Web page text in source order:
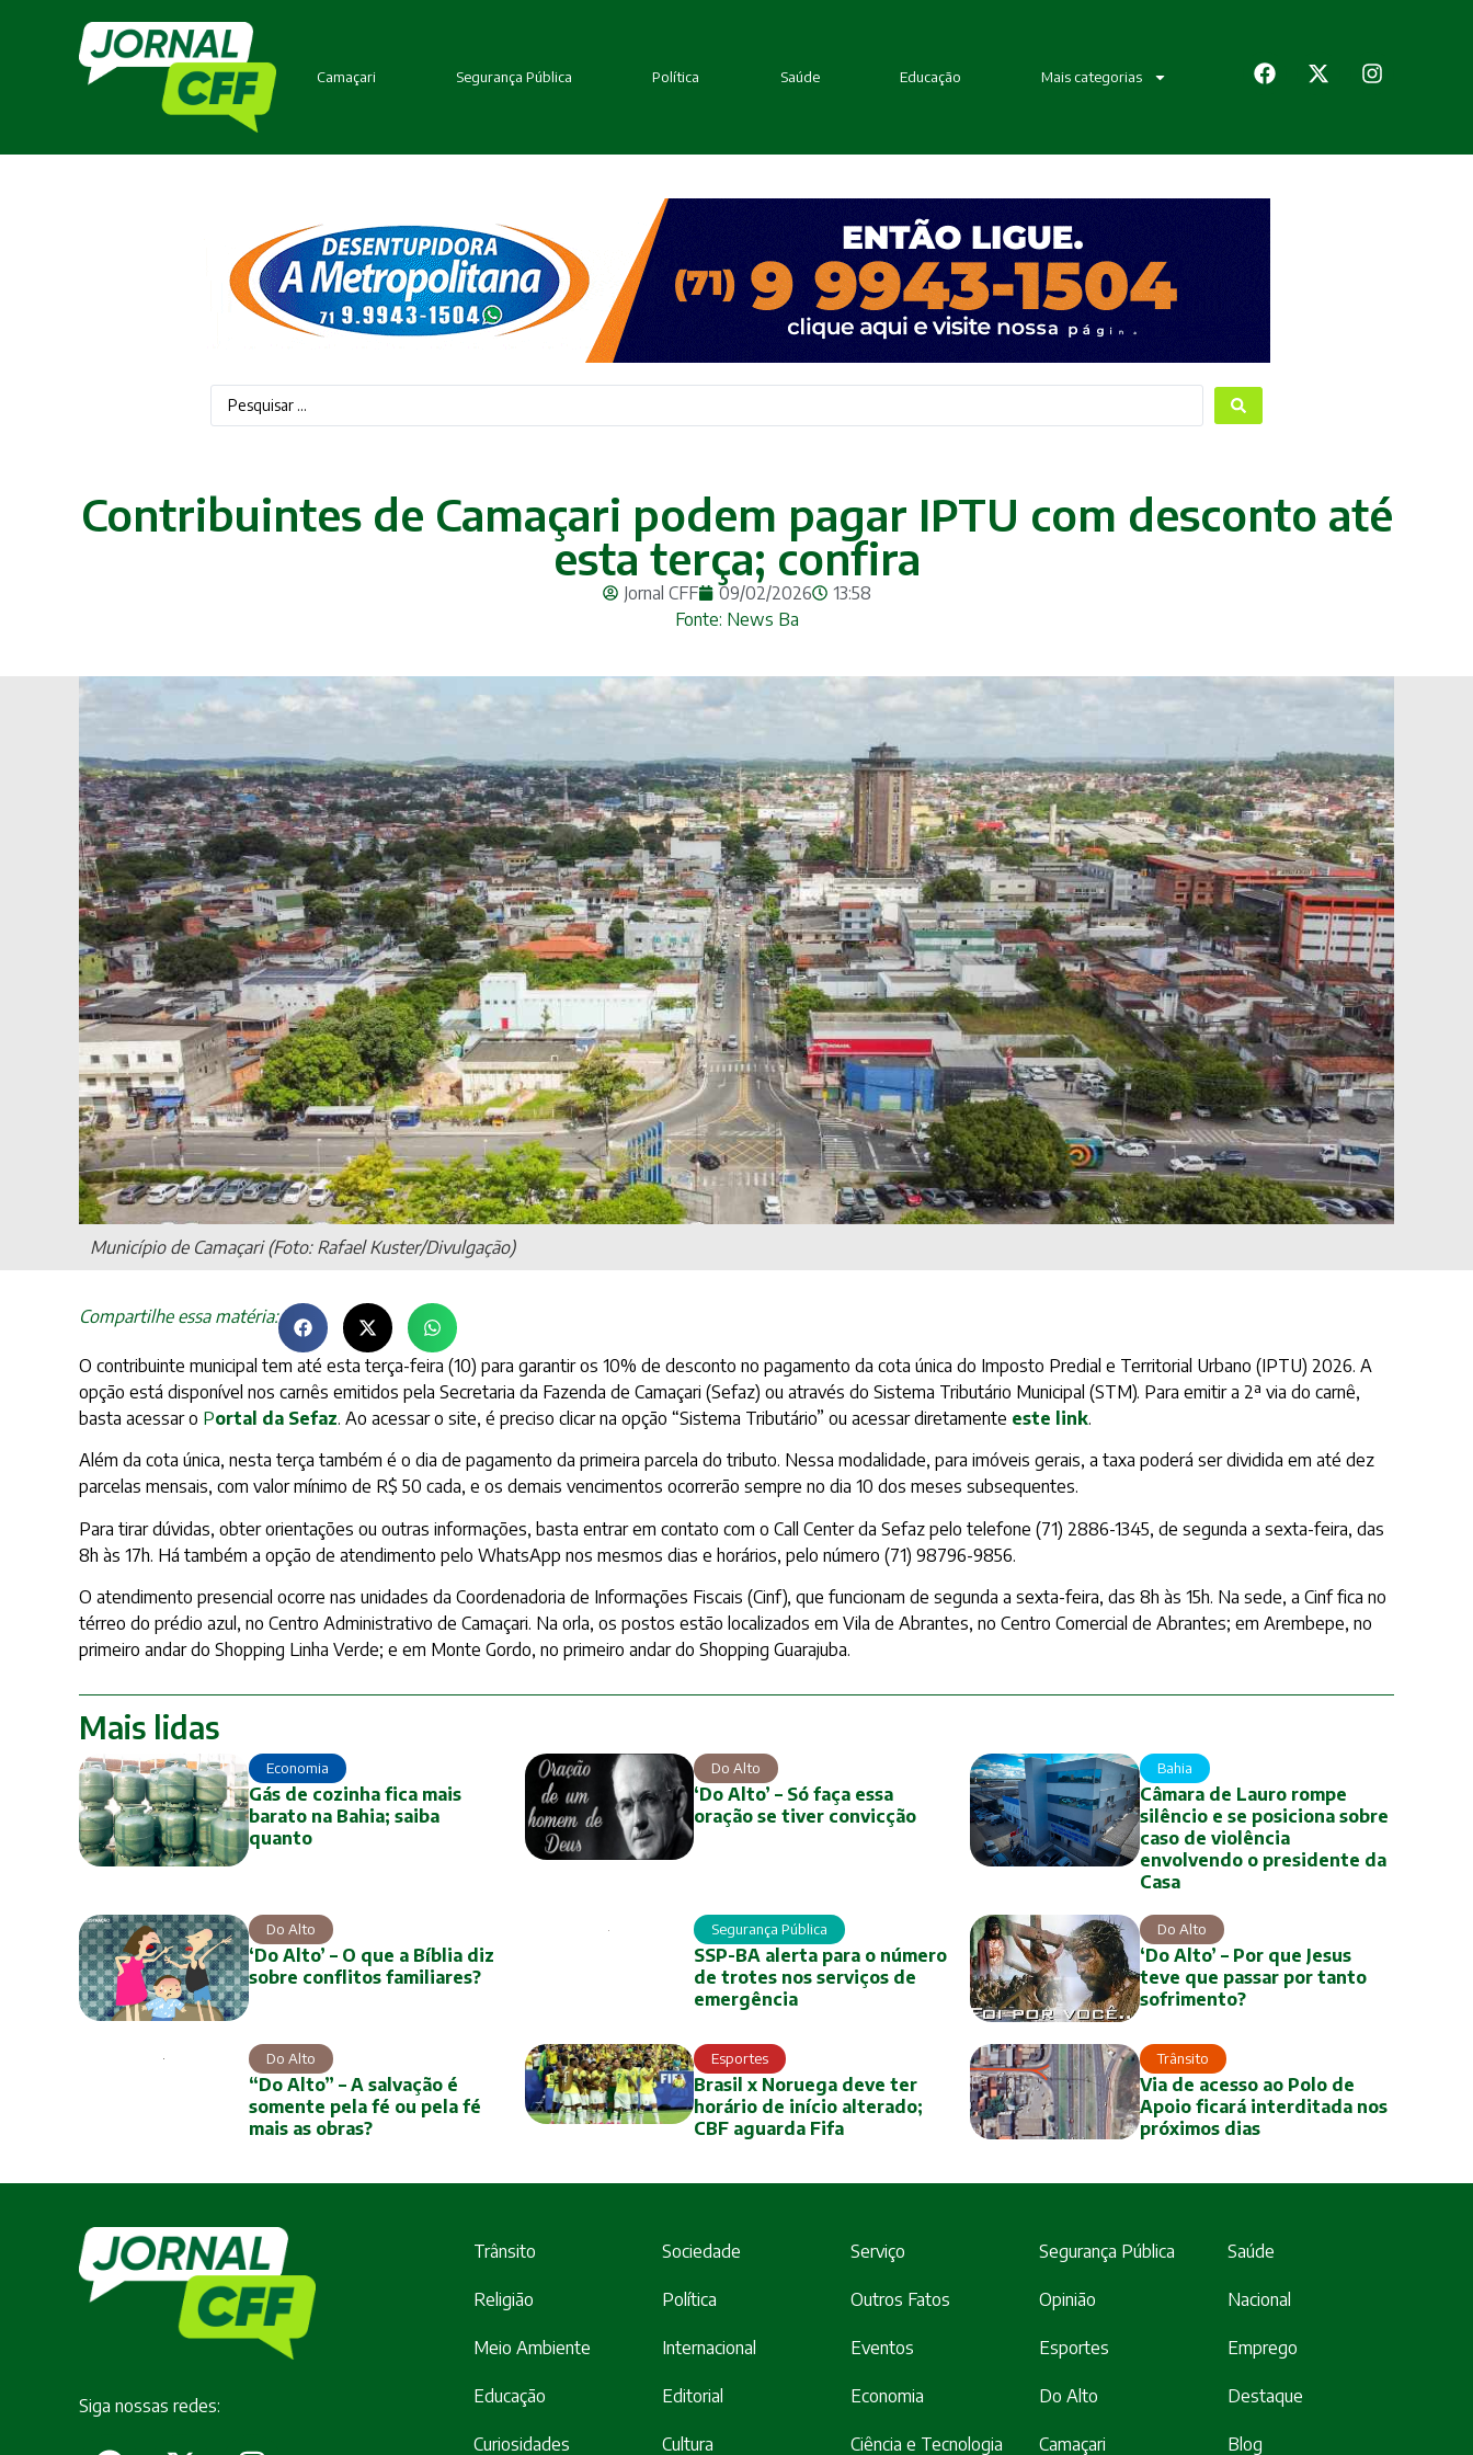
Camaçari Segurança Pública Política Saúde Educação Mais categorias
Contribuintes de Camaçari podem pagar IPTU com desconto até
esta terça; confira
Jornal CFF 09/02/2026
13:58
Fonte: News Ba
Município de Camaçari (Foto: Rafael Kuster/Divulgação)
Compartilhe essa matéria:
O contribuinte municipal tem até esta terça-feira (10) para garantir os 10% de desconto no pagamento da cota única do Imposto Predial e Territorial Urbano (IPTU) 2026. A
opção está disponível nos carnês emitidos pela Secretaria da Fazenda de Camaçari (Sefaz) ou através do Sistema Tributário Municipal (STM). Para emitir a 2ª via do carnê,
basta acessar o Portal da Sefaz. Ao acessar o site, é preciso clicar na opção “Sistema Tributário” ou acessar diretamente este link.
Além da cota única, nesta terça também é o dia de pagamento da primeira parcela do tributo. Nessa modalidade, para imóveis gerais, a taxa poderá ser dividida em até dez
parcelas mensais, com valor mínimo de R$ 50 cada, e os demais vencimentos ocorrerão sempre no dia 10 dos meses subsequentes.
Para tirar dúvidas, obter orientações ou outras informações, basta entrar em contato com o Call Center da Sefaz pelo telefone (71) 2886-1345, de segunda a sexta-feira, das
8h às 17h. Há também a opção de atendimento pelo WhatsApp nos mesmos dias e horários, pelo número (71) 98796-9856.
O atendimento presencial ocorre nas unidades da Coordenadoria de Informações Fiscais (Cinf), que funcionam de segunda a sexta-feira, das 8h às 15h. Na sede, a Cinf fica no
térreo do prédio azul, no Centro Administrativo de Camaçari. Na orla, os postos estão localizados em Vila de Abrantes, no Centro Comercial de Abrantes; em Arembepe, no
primeiro andar do Shopping Linha Verde; e em Monte Gordo, no primeiro andar do Shopping Guarajuba.
Mais lidas
Economia
Gás de cozinha fica mais
barato na Bahia; saiba
quanto
Do Alto
‘Do Alto’ – Só faça essa
oração se tiver convicção
Bahia
Câmara de Lauro rompe
silêncio e se posiciona sobre
caso de violência
envolvendo o presidente da
Casa
Do Alto
‘Do Alto’ – O que a Bíblia diz
sobre conflitos familiares?
Segurança Pública
SSP-BA alerta para o número
de trotes nos serviços de
emergência
Do Alto
‘Do Alto’ – Por que Jesus
teve que passar por tanto
sofrimento?
Do Alto
“Do Alto” – A salvação é
somente pela fé ou pela fé
mais as obras?
Esportes
Brasil x Noruega deve ter
horário de início alterado;
CBF aguarda Fifa
Trânsito
Via de acesso ao Polo de
Apoio ficará interditada nos
próximos dias
Siga nossas redes:
Trânsito Sociedade Serviço Segurança Pública Saúde
Religião Política Outros Fatos Opinião Nacional
Meio Ambiente Internacional Eventos Esportes Emprego
Educação Editorial Economia Do Alto Destaque
Curiosidades Cultura Ciência e Tecnologia Camaçari Blog